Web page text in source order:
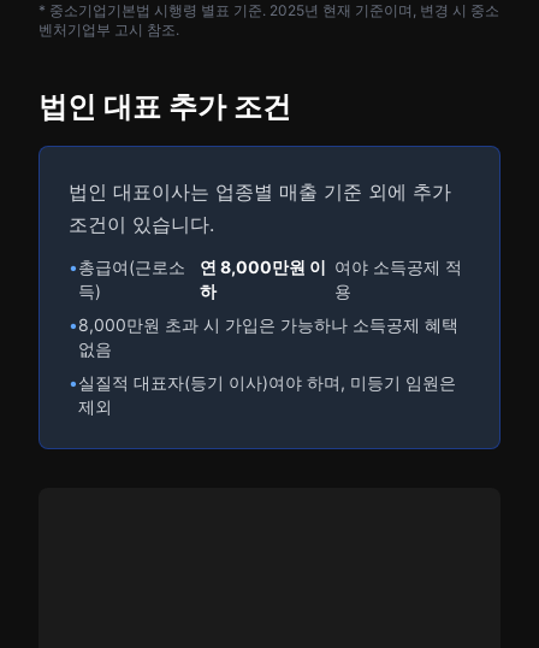
* 중소기업기본법 시행령 별표 기준. 2025년 현재 기준이며, 변경 시 중소
벤처기업부 고시 참조.
법인 대표 추가 조건
법인 대표이사는 업종별 매출 기준 외에 추가
조건이 있습니다.
•총급여(근로소
득)
연 8,000만원 이
하
여야 소득공제 적
용
•8,000만원 초과 시 가입은 가능하나 소득공제 혜택
없음
•실질적 대표자(등기 이사)여야 하며, 미등기 임원은
제외